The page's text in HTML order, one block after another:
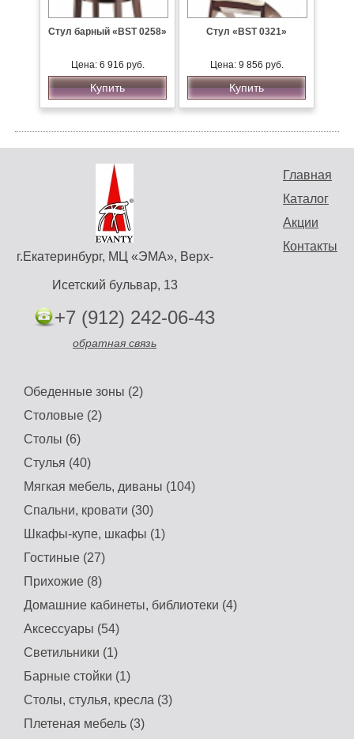
Стул барный «BST 0258»
Цена: 6 916 руб.
Купить
Стул «BST 0321»
Цена: 9 856 руб.
Купить
Главная
Каталог
Акции
Контакты
г.Екатеринбург, МЦ «ЭМА», Верх-
Исетский бульвар, 13
+7 (912) 242-06-43
обратная связь
Обеденные зоны (2)
Столовые (2)
Столы (6)
Стулья (40)
Мягкая мебель, диваны (104)
Спальни, кровати (30)
Шкафы-купе, шкафы (1)
Гостиные (27)
Прихожие (8)
Домашние кабинеты, библиотеки (4)
Аксессуары (54)
Светильники (1)
Барные стойки (1)
Столы, стулья, кресла (3)
Плетеная мебель (3)